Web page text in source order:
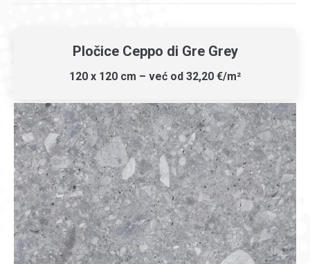
Pločice Ceppo di Gre Grey
120 x 120 cm – već od 32,20 €/m²